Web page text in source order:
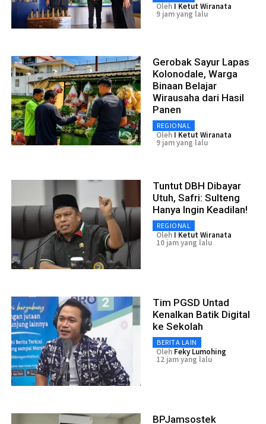
Oleh I Ketut Wiranata
9 jam yang lalu
Gerobak Sayur Lapas
Kolonodale, Warga
Binaan Belajar
Wirausaha dari Hasil
Panen
REGIONAL
Oleh I Ketut Wiranata
9 jam yang lalu
Tuntut DBH Dibayar
Utuh, Safri: Sulteng
Hanya Ingin Keadilan!
REGIONAL
Oleh I Ketut Wiranata
10 jam yang lalu
Tim PGSD Untad
Kenalkan Batik Digital
ke Sekolah
BERITA LAIN
Oleh Feky Lumohing
12 jam yang lalu
BPJamsostek